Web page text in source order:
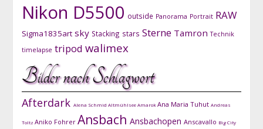
Nikon D5500 outside Panorama Portrait RAW
Sigma1835art sky Stacking stars Sterne Tamron Technik
timelapse tripod walimex
Bilder nach Schlagwort
Afterdark Alena Schmid AltmühlseeAmarokAna Maria Tuhut Andreas
Toltz Aniko Fohrer Ansbach Ansbachopen Anscavallo Big City